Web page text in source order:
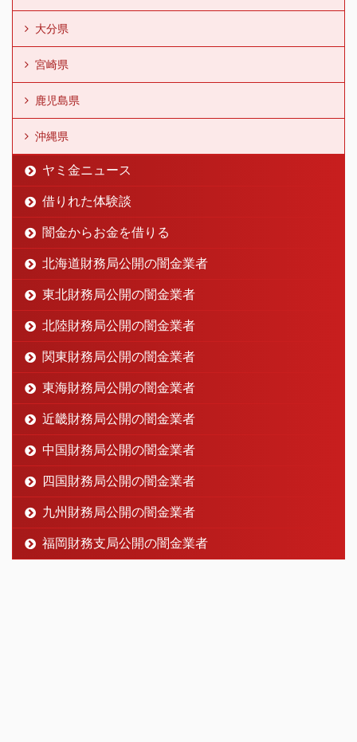
大分県
宮崎県
鹿児島県
沖縄県
ヤミ金ニュース
借りれた体験談
闇金からお金を借りる
北海道財務局公開の闇金業者
東北財務局公開の闇金業者
北陸財務局公開の闇金業者
関東財務局公開の闇金業者
東海財務局公開の闇金業者
近畿財務局公開の闇金業者
中国財務局公開の闇金業者
四国財務局公開の闇金業者
九州財務局公開の闇金業者
福岡財務支局公開の闇金業者